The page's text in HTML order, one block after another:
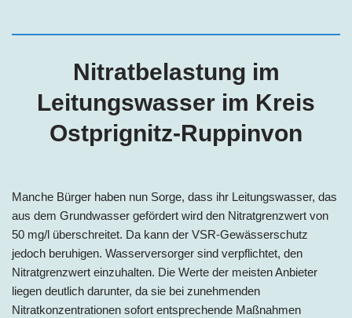
Nitratbelastung im
Leitungswasser im Kreis
Ostprignitz-Ruppinvon
Manche Bürger haben nun Sorge, dass ihr Leitungswasser, das
aus dem Grundwasser gefördert wird den Nitratgrenzwert von
50 mg/l überschreitet. Da kann der VSR-Gewässerschutz
jedoch beruhigen. Wasserversorger sind verpflichtet, den
Nitratgrenzwert einzuhalten. Die Werte der meisten Anbieter
liegen deutlich darunter, da sie bei zunehmenden
Nitratkonzentrationen sofort entsprechende Maßnahmen